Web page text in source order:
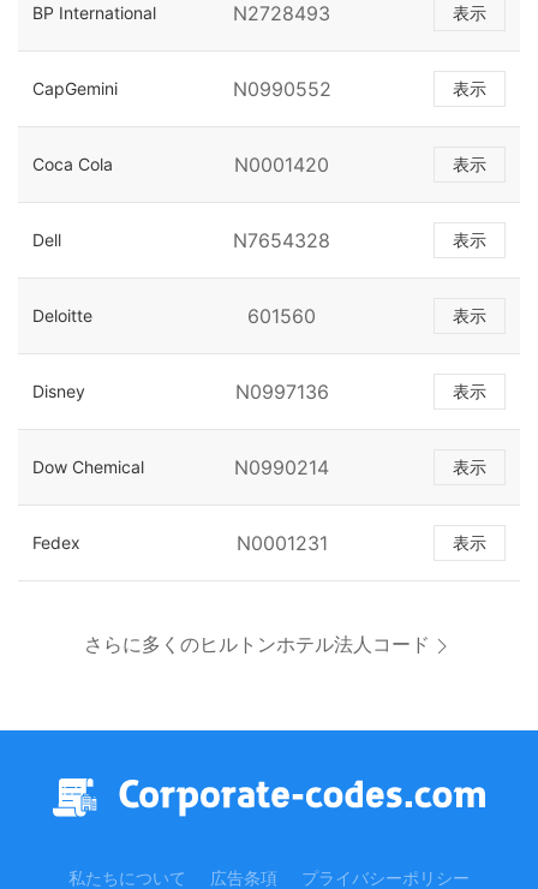
BP International N2728493 表示
CapGemini N0990552 表示
Coca Cola N0001420 表示
Dell N7654328 表示
Deloitte 601560 表示
Disney N0997136 表示
Dow Chemical N0990214 表示
Fedex N0001231 表示
さらに多くのヒルトンホテル法人コード
私たちについて 広告条項 プライバシーポリシー